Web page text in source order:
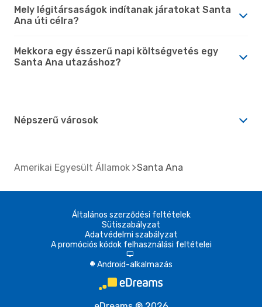
Mely légitársaságok indítanak járatokat Santa
Ana úti célra?
Mekkora egy ésszerű napi költségvetés egy
Santa Ana utazáshoz?
Népszerű városok
Amerikai Egyesült Államok Santa Ana
Általános szerződési feltételek
Sütiszabályzat
Adatvédelmi szabályzat
A promóciós kódok felhasználási feltételei
d
A Android-alkalmazás